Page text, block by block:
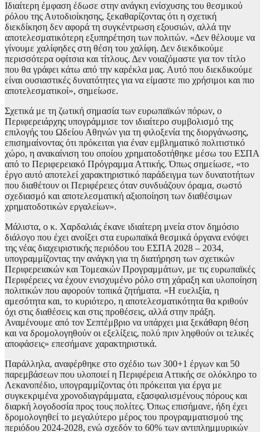
Ιδιαίτερη έμφαση έδωσε στην ανάγκη ενίσχυσης του θεσμικού
ρόλου της Αυτοδιοίκησης, ξεκαθαρίζοντας ότι η σχετική
διεκδίκηση δεν αφορά τη συγκέντρωση εξουσιών, αλλά την
αποτελεσματικότερη εξυπηρέτηση των πολιτών. «Δεν θέλουμε να
γίνουμε χαλίφηδες στη θέση του χαλίφη. Δεν διεκδικούμε
περισσότερα οφίτσια και τίτλους. Δεν νοιαζόμαστε για τον τίτλο
που θα γράφει κάτω από την καρέκλα μας. Αυτό που διεκδικούμε
είναι ουσιαστικές δυνατότητες για να είμαστε πιο χρήσιμοι και πιο
αποτελεσματικοί», σημείωσε.
Σχετικά με τη ζωτική σημασία των ευρωπαϊκών πόρων, ο
Περιφερειάρχης υπογράμμισε τον ιδιαίτερο συμβολισμό της
επιλογής του Ωδείου Αθηνών για τη φιλοξενία της διοργάνωσης,
επισημαίνοντας ότι πρόκειται για έναν εμβληματικό πολιτιστικό
χώρο, η ανακαίνιση του οποίου χρηματοδοτήθηκε μέσω του ΕΣΠΑ
από το Περιφερειακό Πρόγραμμα Αττικής. Όπως σημείωσε, «το
έργο αυτό αποτελεί χαρακτηριστικό παράδειγμα των δυνατοτήτων
που διαθέτουν οι Περιφέρειες όταν συνδυάζουν όραμα, σωστό
σχεδιασμό και αποτελεσματική αξιοποίηση των διαθέσιμων
χρηματοδοτικών εργαλείων».
Μάλιστα, ο κ. Χαρδαλιάς έκανε ιδιαίτερη μνεία στον δημόσιο
διάλογο που έχει ανοίξει στα ευρωπαϊκά θεσμικά όργανα ενόψει
της νέας διαχειριστικής περιόδου του ΕΣΠΑ 2028 – 2034,
υπογραμμίζοντας την ανάγκη για τη διατήρηση των σχετικών
Περιφερειακών και Τομεακών Προγραμμάτων, με τις ευρωπαϊκές
Περιφέρειες να έχουν ενισχυμένο ρόλο στη χάραξη και υλοποίηση
πολιτικών που αφορούν τοπικά ζητήματα. «Η ευελιξία, η
αμεσότητα και, το κυριότερο, η αποτελεσματικότητα θα κριθούν
όχι στις διαθέσεις και στις προθέσεις, αλλά στην πράξη.
Αναμένουμε από τον Σεπτέμβριο να υπάρχει μια ξεκάθαρη θέση
και να δρομολογηθούν οι εξελίξεις, πολύ πριν ληφθούν οι τελικές
αποφάσεις» επεσήμανε χαρακτηριστικά.
Παράλληλα, αναφέρθηκε στο σχέδιο των 300+1 έργων και 50
παρεμβάσεων που υλοποιεί η Περιφέρεια Αττικής σε ολόκληρο το
Λεκανοπέδιο, υπογραμμίζοντας ότι πρόκειται για έργα με
συγκεκριμένα χρονοδιαγράμματα, εξασφαλισμένους πόρους και
διαρκή λογοδοσία προς τους πολίτες. Όπως επισήμανε, ήδη έχει
δρομολογηθεί το μεγαλύτερο μέρος του προγραμματισμού της
περιόδου 2024-2028, ενώ σχεδόν το 60% των αντιπλημμυρικών